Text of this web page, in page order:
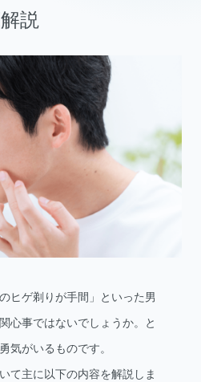
説
ヒゲ剃りが手間」といった男
心事ではないでしょうか。と
気がいるものです。
て主に以下の内容を解説しま